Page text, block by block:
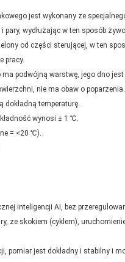
jest wykonany ze
wydłużając w ten sposób
od części sterującej, w ten
pracy.
podwójną warstwę, jego dno
nie ma obaw o poparzenia.
temperaturę.
wynosi ± 1 ℃.
= <20 ℃).
inteligencji AI, bez
ze skokiem (cyklem),
pomiar jest dokładny i stabilny i